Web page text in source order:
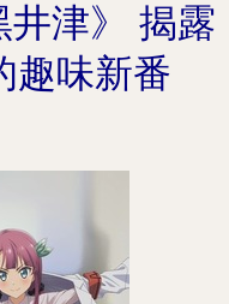
井津》 揭露
趣味新番